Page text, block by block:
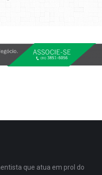
que atua em prol do